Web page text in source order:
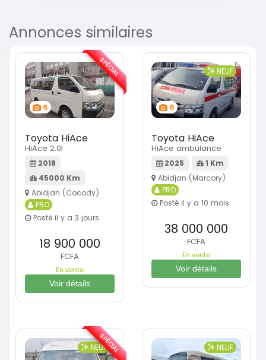
Annonces similaires
6
Toyota HiAce
HiAce 2.0l
2018
45000 Km
Abidjan (Cocody)
PRO
Posté il y a 3 jours
18 900 000
FCFA
En vente
Voir détails
SPÉCIAL
6
NEUF
Toyota HiAce
HiAce ambulance
2025
1 Km
Abidjan (Marcory)
PRO
Posté il y a 10 mois
38 000 000
FCFA
En vente
Voir détails
NEUFSPÉCIAL NEUF